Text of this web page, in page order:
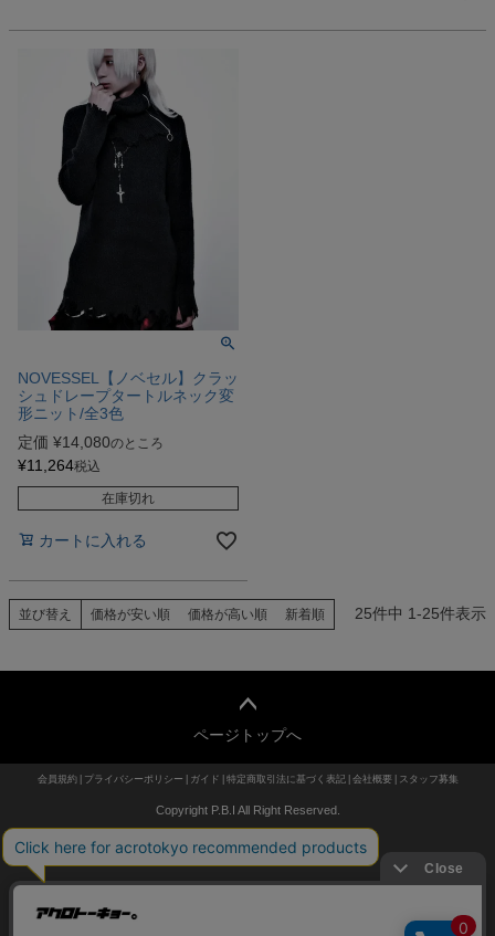
NOVESSEL【ノベセル】クラッ
シュドレープタートルネック変
形ニット/全3色
定価 ¥14,080のところ
¥11,264税込
在庫切れ
カートに入れる
並び替え 価格が安い順 価格が高い順 新着順 25件中 1-25件表示
ページトップへ
会員規約 プライバシーポリシー ガイド 特定商取引法に基づく表記 会社概要 スタッフ募集
Copyright P.B.I All Right Reserved.